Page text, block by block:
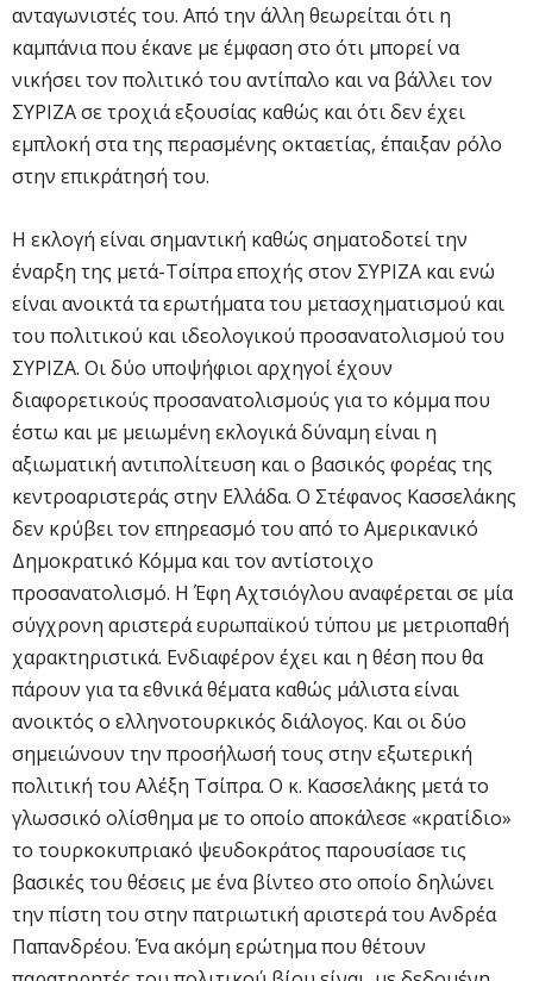
ανταγωνιστές του. Από την άλλη θεωρείται ότι η
καμπάνια που έκανε με έμφαση στο ότι μπορεί να
νικήσει τον πολιτικό του αντίπαλο και να βάλλει τον
ΣΥΡΙΖΑ σε τροχιά εξουσίας καθώς και ότι δεν έχει
εμπλοκή στα της περασμένης οκταετίας, έπαιξαν ρόλο
στην επικράτησή του.
Η εκλογή είναι σημαντική καθώς σηματοδοτεί την
έναρξη της μετά-Τσίπρα εποχής στον ΣΥΡΙΖΑ και ενώ
είναι ανοικτά τα ερωτήματα του μετασχηματισμού και
του πολιτικού και ιδεολογικού προσανατολισμού του
ΣΥΡΙΖΑ. Οι δύο υποψήφιοι αρχηγοί έχουν
διαφορετικούς προσανατολισμούς για το κόμμα που
έστω και με μειωμένη εκλογικά δύναμη είναι η
αξιωματική αντιπολίτευση και ο βασικός φορέας της
κεντροαριστεράς στην Ελλάδα. Ο Στέφανος Κασσελάκης
δεν κρύβει τον επηρεασμό του από το Αμερικανικό
Δημοκρατικό Κόμμα και τον αντίστοιχο
προσανατολισμό. Η Έφη Αχτσιόγλου αναφέρεται σε μία
σύγχρονη αριστερά ευρωπαϊκού τύπου με μετριοπαθή
χαρακτηριστικά. Ενδιαφέρον έχει και η θέση που θα
πάρουν για τα εθνικά θέματα καθώς μάλιστα είναι
ανοικτός ο ελληνοτουρκικός διάλογος. Και οι δύο
σημειώνουν την προσήλωσή τους στην εξωτερική
πολιτική του Αλέξη Τσίπρα. Ο κ. Κασσελάκης μετά το
γλωσσικό ολίσθημα με το οποίο αποκάλεσε «κρατίδιο»
το τουρκοκυπριακό ψευδοκράτος παρουσίασε τις
βασικές του θέσεις με ένα βίντεο στο οποίο δηλώνει
την πίστη του στην πατριωτική αριστερά του Ανδρέα
Παπανδρέου. Ένα ακόμη ερώτημα που θέτουν